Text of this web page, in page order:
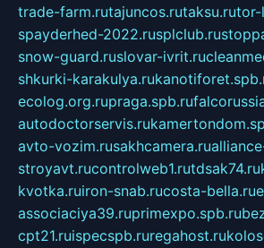
trade-farm.rutajuncos.rutaksu.rutor-
spayderhed-2022.rusplclub.ru
snow-guard.ruslovar-ivrit.ru
shkurki-karakulya.ru
ecolog.org.rupraga.spb.ru
autodoctorservis.ru
avto-vozim.rusakhcamera.ru
stroyavt.rucontrolweb1.rutdsak74.ru
kvotka.ruiron-snab.rucosta-bella.ru
associaciya39.ruprimexpo.spb.ru
cpt21.ruispecspb.ruregahost.ru